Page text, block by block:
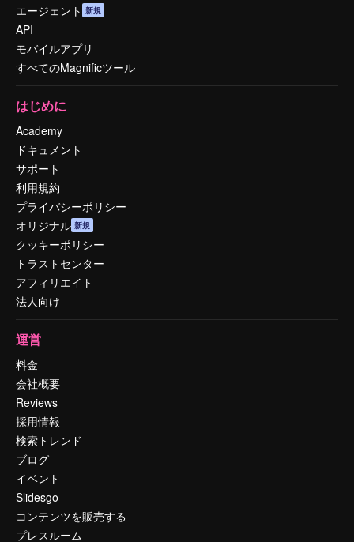
エージェント 新規
API
モバイルアプリ
すべてのMagnificツール
はじめに
Academy
ドキュメント
サポート
利用規約
プライバシーポリシー
オリジナル 新規
クッキーポリシー
トラストセンター
アフィリエイト
法人向け
運営
料金
会社概要
Reviews
採用情報
検索トレンド
ブログ
イベント
Slidesgo
コンテンツを販売する
プレスルーム